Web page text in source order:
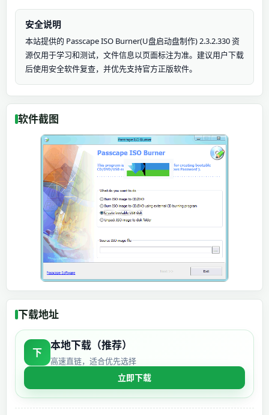
安全说明
本站提供的 Passcape ISO Burner(U盘启动盘制作) 2.3.2.330 资
源仅用于学习和测试，文件信息以页面标注为准。建议用户下载
后使用安全软件复查，并优先支持官方正版软件。
软件截图
下载地址
下
本地下载（推荐）
高速直链，适合优先选择
立即下载